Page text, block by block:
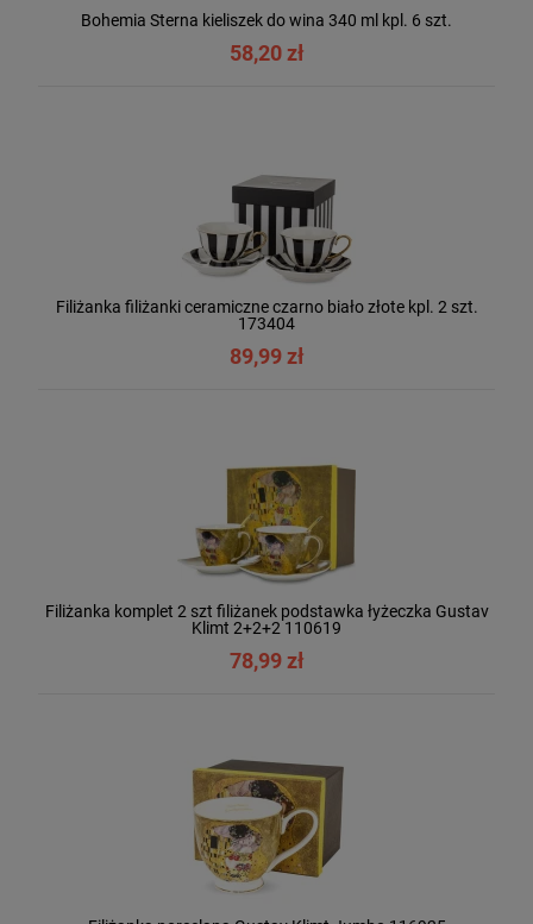
Bohemia Sterna kieliszek do wina 340 ml kpl. 6 szt.
58,20 zł
Filiżanka filiżanki ceramiczne czarno biało złote kpl. 2 szt.
173404
89,99 zł
Filiżanka komplet 2 szt filiżanek podstawka łyżeczka Gustav
Klimt 2+2+2 110619
78,99 zł